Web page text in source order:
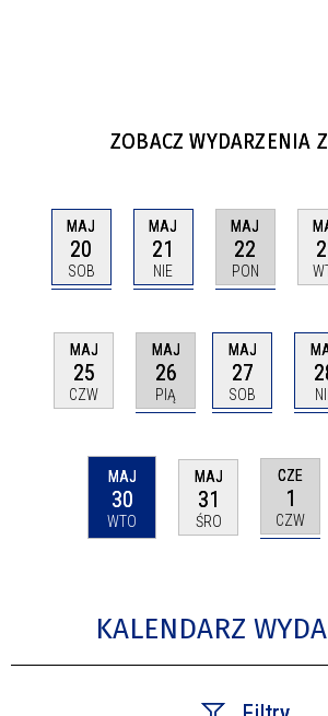
ZOBACZ WYDARZENIA
MAJ
20
SOB
MAJ
21
NIE
MAJ
22
PON
MAJ
25
CZW
MAJ
26
PIĄ
MAJ
27
SOB
MAJ
30
WTO
MAJ
31
ŚRO
CZE
1
CZW
KALENDARZ